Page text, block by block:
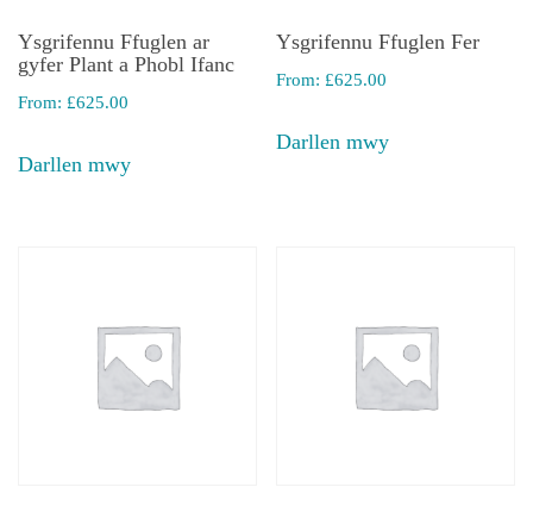
Ysgrifennu Ffuglen ar
gyfer Plant a Phobl Ifanc
From: £625.00
Darllen mwy
Ysgrifennu Ffuglen Fer
From: £625.00
Darllen mwy